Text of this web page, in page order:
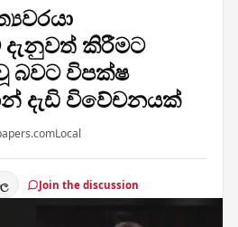
කිරීමට
බවට විපක්ෂ
දැඩි විවේචනයක්
Local
Join the discussion